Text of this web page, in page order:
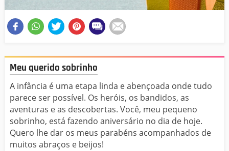
Meu querido sobrinho
A infância é uma etapa linda e abençoada onde tudo
parece ser possível. Os heróis, os bandidos, as
aventuras e as descobertas. Você, meu pequeno
sobrinho, está fazendo aniversário no dia de hoje.
Quero lhe dar os meus parabéns acompanhados de
muitos abraços e beijos!